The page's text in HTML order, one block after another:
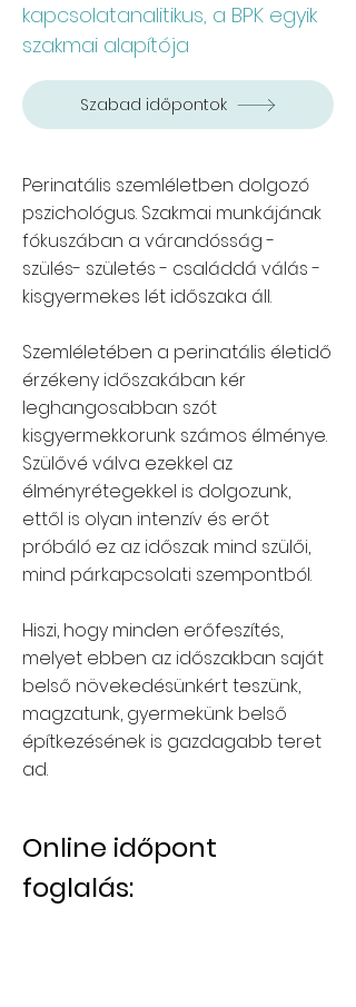
kapcsolatanalitikus, a BPK egyik
szakmai alapítója
Szabad időpontok
​Perinatális szemléletben dolgozó
pszichológus. Szakmai munkájának
fókuszában a várandósság -
szülés- születés - családdá válás -
kisgyermekes lét időszaka áll. ​
Szemléletében a perinatális életidő
érzékeny időszakában kér
leghangosabban szót
kisgyermekkorunk számos élménye.
Szülővé válva ezekkel az
élményrétegekkel is dolgozunk,
ettől is olyan intenzív és erőt
próbáló ez az időszak mind szülői,
mind párkapcsolati szempontból.
Hiszi, hogy minden erőfeszítés,
melyet ebben az időszakban saját
belső növekedésünkért teszünk,
magzatunk, gyermekünk belső
építkezésének is gazdagabb teret
ad.
Online időpont
foglalás: